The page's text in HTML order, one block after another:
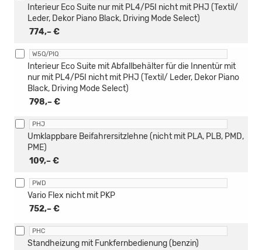
774,– €
Interieur Eco Suite nur mit PL4/P5I nicht mit PHJ (Textil/
Leder, Dekor Piano Black, Driving Mode Select)
W5Q/PIQ
798,– €
Interieur Eco Suite mit Abfallbehälter für die Innentür mit
nur mit PL4/P5I nicht mit PHJ (Textil/ Leder, Dekor Piano
Black, Driving Mode Select)
PHJ
109,– €
Umklappbare Beifahrersitzlehne (nicht mit PLA, PLB, PMD,
PME)
PWD
752,– €
Vario Flex nicht mit PKP
PHC
Standheizung mit Funkfernbedienung (benzin)